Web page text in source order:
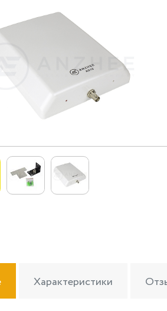
Характеристики